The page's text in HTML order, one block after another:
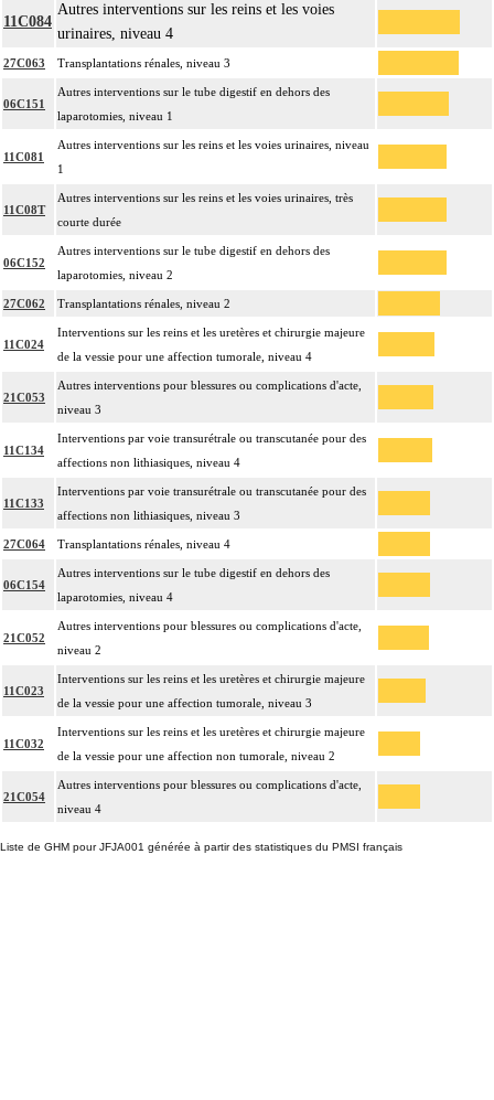
11C084
Autres interventions sur les reins et les voies
urinaires, niveau 4
27C063 Transplantations rénales, niveau 3
06C151
Autres interventions sur le tube digestif en dehors des
laparotomies, niveau 1
11C081
Autres interventions sur les reins et les voies urinaires, niveau
1
11C08T
Autres interventions sur les reins et les voies urinaires, très
courte durée
06C152
Autres interventions sur le tube digestif en dehors des
laparotomies, niveau 2
27C062 Transplantations rénales, niveau 2
11C024
Interventions sur les reins et les uretères et chirurgie majeure
de la vessie pour une affection tumorale, niveau 4
21C053
Autres interventions pour blessures ou complications d'acte,
niveau 3
11C134
Interventions par voie transurétrale ou transcutanée pour des
affections non lithiasiques, niveau 4
11C133
Interventions par voie transurétrale ou transcutanée pour des
affections non lithiasiques, niveau 3
27C064 Transplantations rénales, niveau 4
06C154
Autres interventions sur le tube digestif en dehors des
laparotomies, niveau 4
21C052
Autres interventions pour blessures ou complications d'acte,
niveau 2
11C023
Interventions sur les reins et les uretères et chirurgie majeure
de la vessie pour une affection tumorale, niveau 3
11C032
Interventions sur les reins et les uretères et chirurgie majeure
de la vessie pour une affection non tumorale, niveau 2
21C054
Autres interventions pour blessures ou complications d'acte,
niveau 4
Liste de GHM pour JFJA001 générée à partir des statistiques du PMSI français